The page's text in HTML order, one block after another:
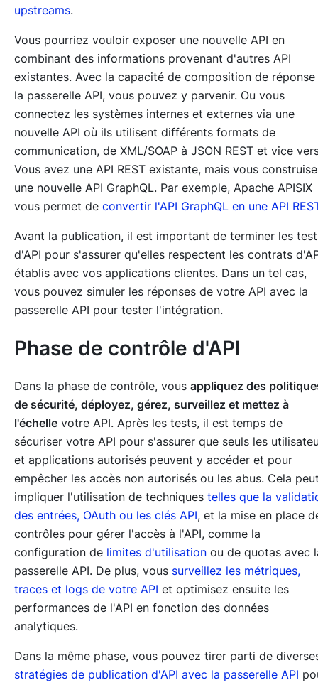
upstreams.
Vous pourriez vouloir exposer une nouvelle API en
combinant des informations provenant d'autres API
existantes. Avec la capacité de composition de réponse
la passerelle API, vous pouvez y parvenir. Ou vous
connectez les systèmes internes et externes via une
nouvelle API où ils utilisent différents formats de
communication, de XML/SOAP à JSON REST et vice
Vous avez une API REST existante, mais vous
une nouvelle API GraphQL. Par exemple, Apache APISIX
vous permet de convertir l'API GraphQL en une API
Avant la publication, il est important de terminer les
d'API pour s'assurer qu'elles respectent les contrats
établis avec vos applications clientes. Dans un tel cas,
vous pouvez simuler les réponses de votre API avec la
passerelle API pour tester l'intégration.
Phase de contrôle d'API
Dans la phase de contrôle, vous appliquez des
de sécurité, déployez, gérez, surveillez et mettez à
l'échelle votre API. Après les tests, il est temps de
sécuriser votre API pour s'assurer que seuls les
et applications autorisés peuvent y accéder et pour
empêcher les accès non autorisés ou les abus. Cela
impliquer l'utilisation de techniques telles que la
des entrées, OAuth ou les clés API, et la mise en place
contrôles pour gérer l'accès à l'API, comme la
configuration de limites d'utilisation ou de quotas avec
passerelle API. De plus, vous surveillez les métriques,
traces et logs de votre API et optimisez ensuite les
performances de l'API en fonction des données
analytiques.
Dans la même phase, vous pouvez tirer parti de
stratégies de publication d'API avec la passerelle API